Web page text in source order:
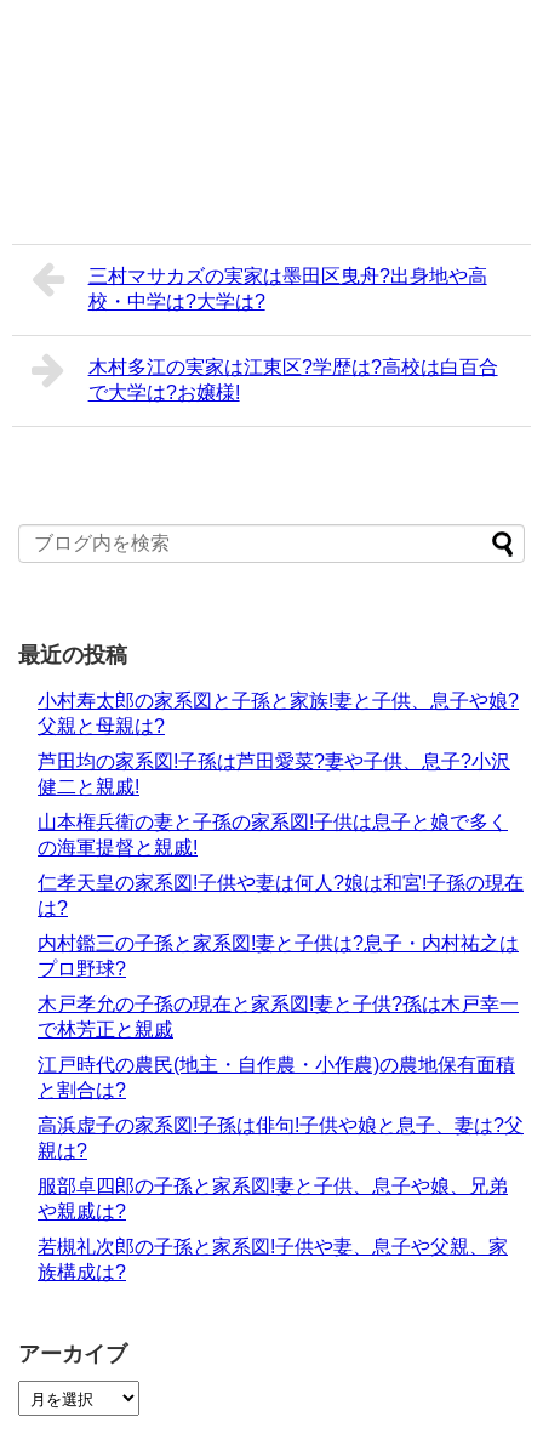
三村マサカズの実家は墨田区曳舟?出身地や高
校・中学は?大学は?
木村多江の実家は江東区?学歴は?高校は白百合
で大学は?お嬢様!
最近の投稿
小村寿太郎の家系図と子孫と家族!妻と子供、息子や娘?
父親と母親は?
芦田均の家系図!子孫は芦田愛菜?妻や子供、息子?小沢
健二と親戚!
山本権兵衛の妻と子孫の家系図!子供は息子と娘で多く
の海軍提督と親戚!
仁孝天皇の家系図!子供や妻は何人?娘は和宮!子孫の現在
は?
内村鑑三の子孫と家系図!妻と子供は?息子・内村祐之は
プロ野球?
木戸孝允の子孫の現在と家系図!妻と子供?孫は木戸幸一
で林芳正と親戚
江戸時代の農民(地主・自作農・小作農)の農地保有面積
と割合は?
高浜虚子の家系図!子孫は俳句!子供や娘と息子、妻は?父
親は?
服部卓四郎の子孫と家系図!妻と子供、息子や娘、兄弟
や親戚は?
若槻礼次郎の子孫と家系図!子供や妻、息子や父親、家
族構成は?
アーカイブ